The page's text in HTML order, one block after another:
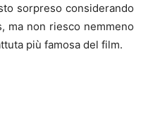
sorpreso considerando
ma non riesco nemmeno
più famosa del film.